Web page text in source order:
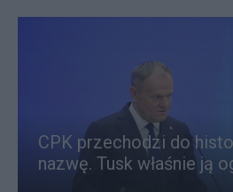
CPK przechodzi do
nazwę. Tusk właśnie ją